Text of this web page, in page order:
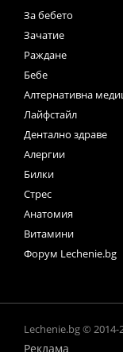
За бебето
Зачатие
Раждане
Бебе
Алтернативна
Лайфстайл
Дентално здраве
Алергии
Билки
Стрес
Анатомия
Витамини
Форум Lechenie.bg
Lechenie.bg © 2014-
Реклама